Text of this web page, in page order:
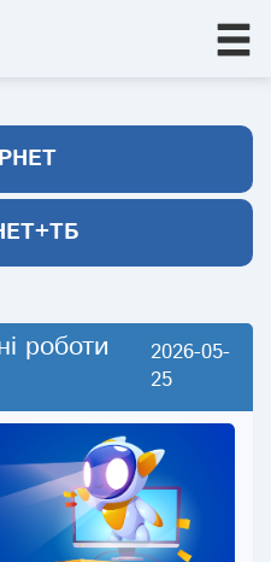
роботи
2026-05-
25